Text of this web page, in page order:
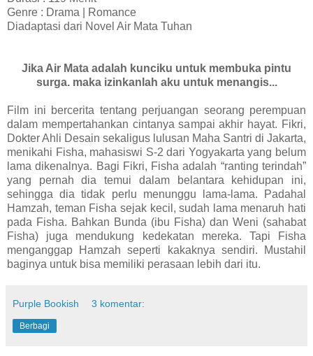
Genre : Drama | Romance
Diadaptasi dari Novel Air Mata Tuhan
Jika Air Mata adalah kunciku untuk membuka pintu
surga. maka izinkanlah aku untuk menangis...
Film ini bercerita tentang perjuangan seorang perempuan
dalam mempertahankan cintanya sampai akhir hayat. Fikri,
Dokter Ahli Desain sekaligus lulusan Maha Santri di Jakarta,
menikahi Fisha, mahasiswi S-2 dari Yogyakarta yang belum
lama dikenalnya. Bagi Fikri, Fisha adalah “ranting terindah”
yang pernah dia temui dalam belantara kehidupan ini,
sehingga dia tidak perlu menunggu lama-lama. Padahal
Hamzah, teman Fisha sejak kecil, sudah lama menaruh hati
pada Fisha. Bahkan Bunda (ibu Fisha) dan Weni (sahabat
Fisha) juga mendukung kedekatan mereka. Tapi Fisha
menganggap Hamzah seperti kakaknya sendiri. Mustahil
baginya untuk bisa memiliki perasaan lebih dari itu.
Purple Bookish 3 komentar:
Berbagi